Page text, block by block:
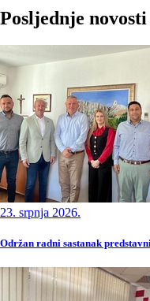
Posljednje novosti
23. srpnja 2026.
Održan radni sastanak